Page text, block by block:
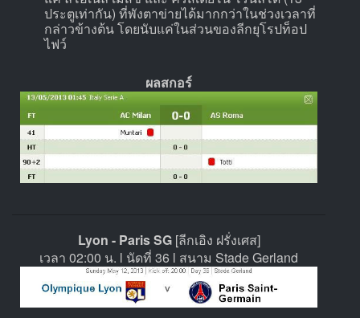
ประตูเท่ากัน) ที่พังตาข่ายได้มากกว่าในช่วงเวลาที่
กล่าวข้างต้น โดยนับแค่ในส่วนของลีกยุโรปท็อป
ไฟว์
ผลสกอร์
Lyon - Paris SG[ลีกเอิง ฝรั่งเศส]
เวลา 02:00 น. l นัดที่ 36 l สนาม Stade Gerland